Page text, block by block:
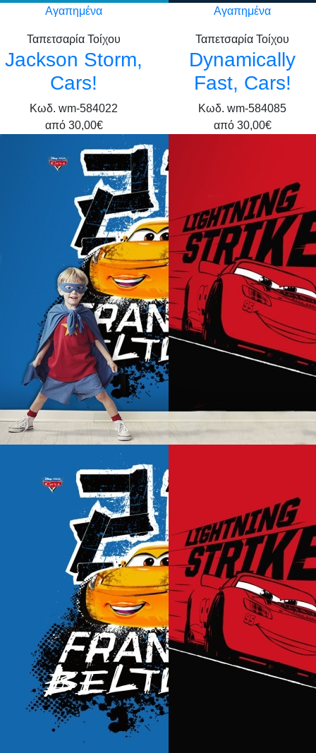
Αγαπημένα
Ταπετσαρία Τοίχου
Jackson Storm,
Cars!
Κωδ. wm-584022
από 30,00€
Αγαπημένα
Ταπετσαρία Τοίχου
Dynamically
Fast, Cars!
Κωδ. wm-584085
από 30,00€